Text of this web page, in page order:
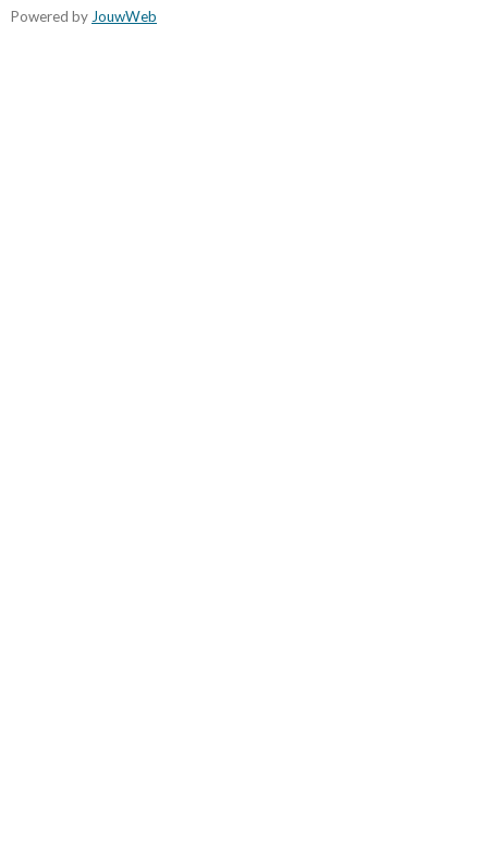
Powered by JouwWeb